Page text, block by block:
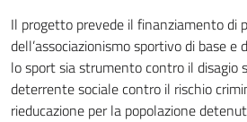
Il progetto prevede il finanziamento di
dell’associazionismo sportivo di base e
lo sport sia strumento contro il disagio
deterrente sociale contro il rischio
rieducazione per la popolazione